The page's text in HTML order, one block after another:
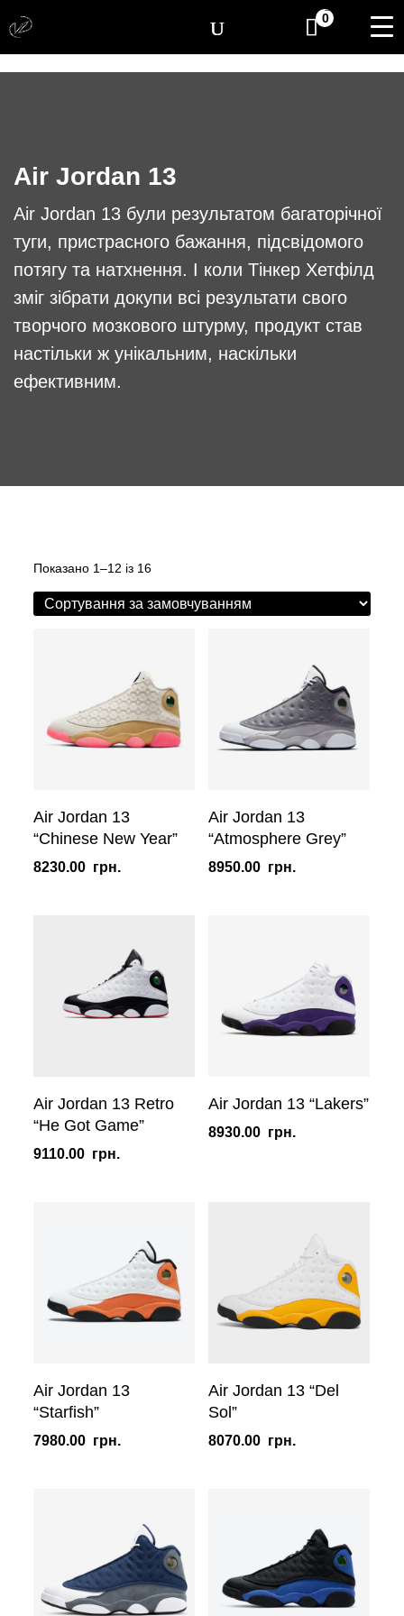
0
Air Jordan 13
Air Jordan 13 були результатом багаторічної
туги, пристрасного бажання, підсвідомого
потягу та натхнення. І коли Тінкер Хетфілд
зміг зібрати докупи всі результати свого
творчого мозкового штурму, продукт став
настільки ж унікальним, наскільки
ефективним.
Показано 1–12 із 16
Air Jordan 13
“Chinese New Year”
8230.00 грн.
Air Jordan 13
“Atmosphere Grey”
8950.00 грн.
Air Jordan 13 Retro
“He Got Game”
9110.00 грн.
Air Jordan 13 “Lakers”
8930.00 грн.
Air Jordan 13
“Starfish”
7980.00 грн.
Air Jordan 13 “Del
Sol”
8070.00 грн.